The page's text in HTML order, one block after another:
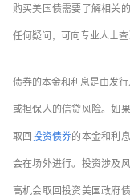
购买美国债需要了解相关
任何疑问，可向专业人士查
债券的本金和利息是由发
或担保人的信贷风险。如
取回投资债券的本金和利
会在场外进行。投资涉及
高机会取回投资美国政府